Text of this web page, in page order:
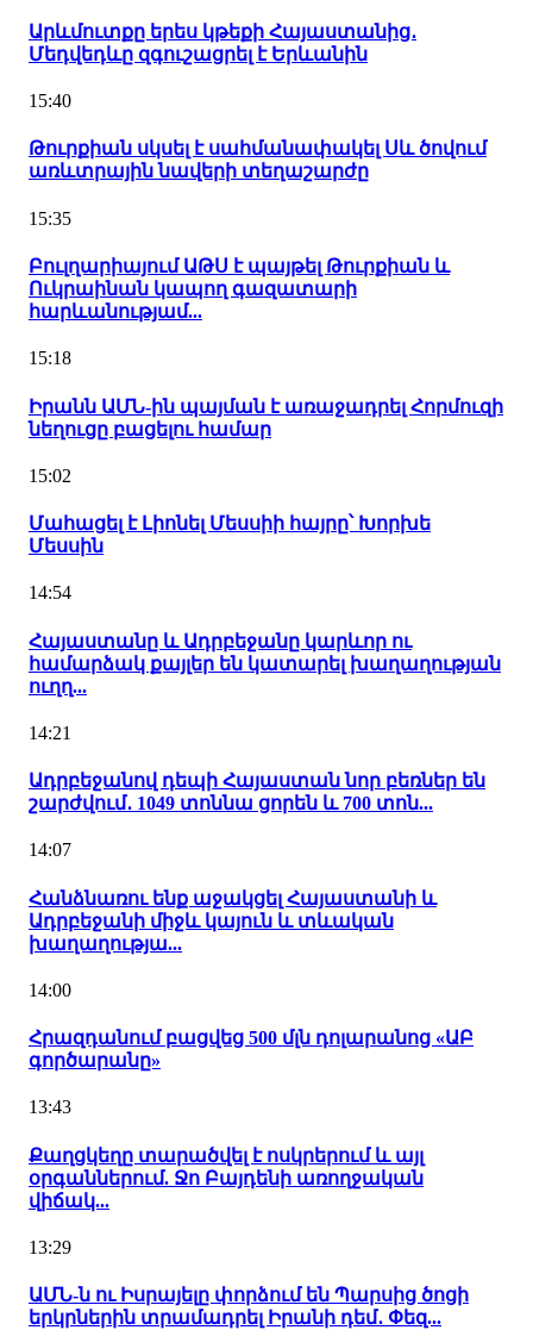
Արևմուտքը երես կթեքի Հայաստանից․
Մեդվեդևը զգուշացրել է Երևանին
15:40
Թուրքիան սկսել է սահմանափակել Սև ծովում
առևտրային նավերի տեղաշարժը
15:35
Բուլղարիայում ԱԹՍ է պայթել Թուրքիան և
Ուկրաինան կապող գազատարի
հարևանությամ...
15:18
Իրանն ԱՄՆ-ին պայման է առաջադրել Հորմուզի
նեղուցը բացելու համար
15:02
Մահացել է Լիոնել Մեսսիի հայրը՝ Խորխե
Մեսսին
14:54
Հայաստանը և Ադրբեջանը կարևոր ու
համարձակ քայլեր են կատարել խաղաղության
ուղղ...
14:21
Ադրբեջանով դեպի Հայաստան նոր բեռներ են
շարժվում․ 1049 տոննա ցորեն և 700 տոն...
14:07
Հանձնառու ենք աջակցել Հայաստանի և
Ադրբեջանի միջև կայուն և տևական
խաղաղությա...
14:00
Հրազդանում բացվեց 500 մլն դոլարանոց «ԱԲ
գործարանը»
13:43
Քաղցկեղը տարածվել է ոսկրերում և այլ
օրգաններում. Ջո Բայդենի առողջական
վիճակ...
13:29
ԱՄՆ-ն ու Իսրայելը փորձում են Պարսից ծոցի
երկրներին տրամադրել Իրանի դեմ․ Փեզ...